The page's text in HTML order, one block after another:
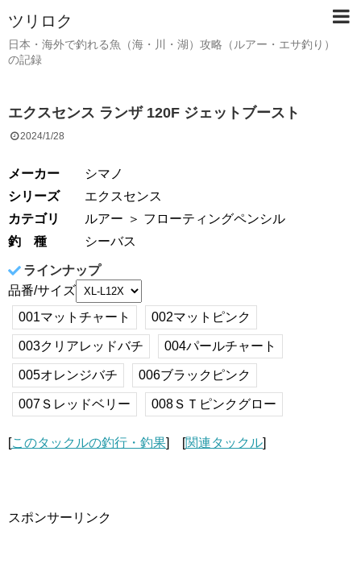
ツリロク
日本・海外で釣れる魚（海・川・湖）攻略（ルアー・エサ釣り）
の記録
エクスセンス ランザ 120F ジェットブースト
2024/1/28
メーカー
シマノ
シリーズ
エクスセンス
カテゴリ
ルアー ＞ フローティングペンシル
釣 種
シーバス
ラインナップ
品番/サイズ
001マットチャート
002マットピンク
003クリアレッドバチ 004パールチャート
005オレンジバチ 006ブラックピンク
007Ｓレッドベリー 008ＳＴピンクグロー
[このタックルの釣行・釣果] [関連タックル]
スポンサーリンク